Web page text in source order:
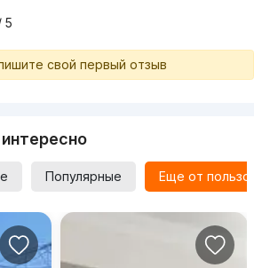
5
свой первый отзыв
Популярные Еще от